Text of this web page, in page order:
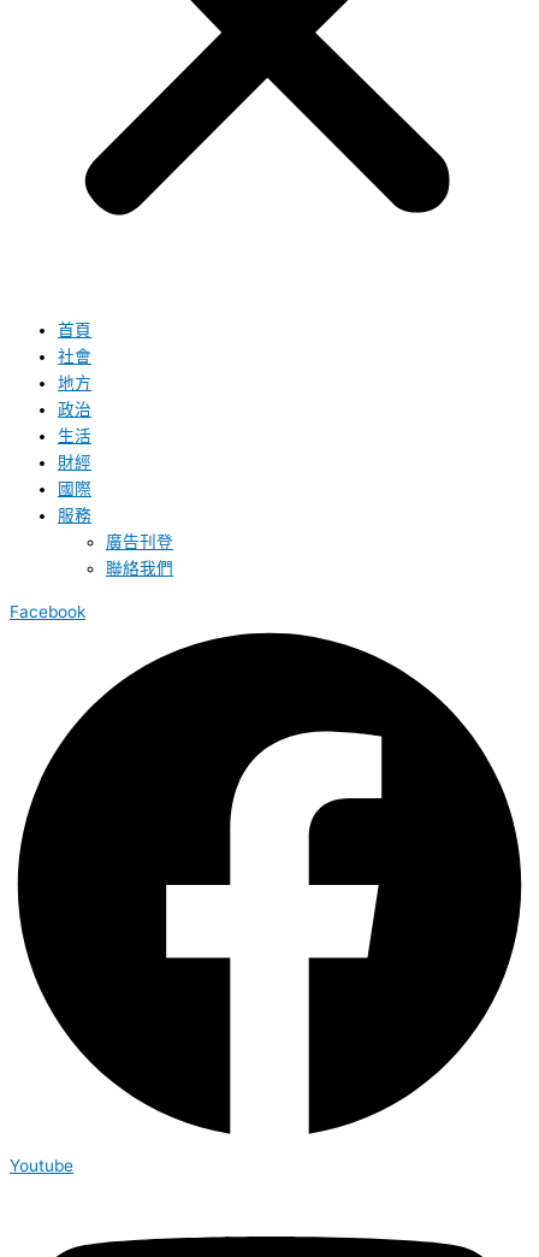
首頁
社會
地方
政治
生活
財經
國際
服務
廣告刊登
聯絡我們
Facebook
Youtube